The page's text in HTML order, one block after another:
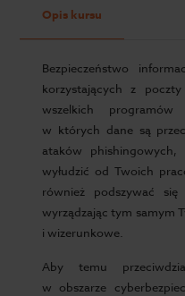
Opis kursu
Bezpieczeństwo
korzystających z
wszelkich
w których dane są
ataków
wyłudzić od Twoich
również podszywać
wyrządzając tym samym
i wizerunkowe.
Aby temu
w obszarze